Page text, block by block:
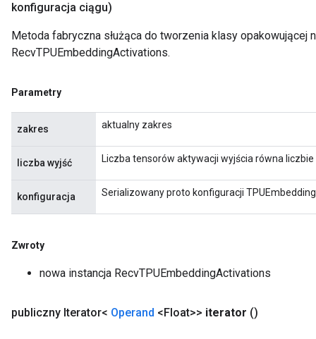
konfiguracja ciągu)
Metoda fabryczna służąca do tworzenia klasy opakowującej
RecvTPUEmbeddingActivations.
Parametry
zakres aktualny zakres
liczba wyjść Liczba tensorów aktywacji wyjścia równa
konfiguracja Serializowany proto konfiguracji
Zwroty
nowa instancja RecvTPUEmbeddingActivations
publiczny Iterator< Operand <Float>> iterator ()